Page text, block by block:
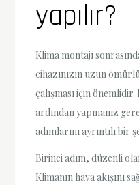
yapılır?
Klima montajı
cihazınızın uzun
çalışması için
ardından yapmanız
adımlarını ayrıntılı bir
Birinci adım, düzenli
Klimanın hava akışını